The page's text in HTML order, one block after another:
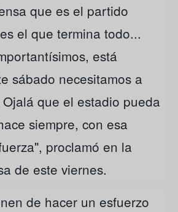
que es el partido
el que termina todo...
está
sábado necesitamos a
que el estadio pueda
siempre, con esa
proclamó en la
de este viernes.
de hacer un esfuerzo